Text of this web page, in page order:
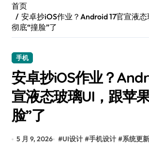
首页
安卓抄iOS作业？Android 17官宣液
彻底“撞脸”了
手机
安卓抄iOS作业？
宣液态玻璃UI，跟苹
脸”了
5 月 9, 2026 #UI设计 #手机设计 #系统更新